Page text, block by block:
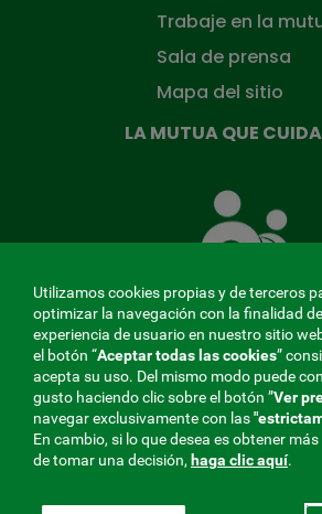
Trabaje en la
Sala de prensa
Mapa del sitio
LA MUTUA QUE
Mutua
que
ti
MENÚ
REDES
SOCIALES
Utilizamos cookies propias y de terceros
optimizar la navegación con la finalidad
experiencia de usuario en nuestro sitio
el botón “Aceptar todas las cookies”
acepta su uso. Del mismo modo puede
gusto haciendo clic sobre el botón ”Ver
navegar exclusivamente con las
En cambio, si lo que desea es obtener
de tomar una decisión, haga clic aquí.